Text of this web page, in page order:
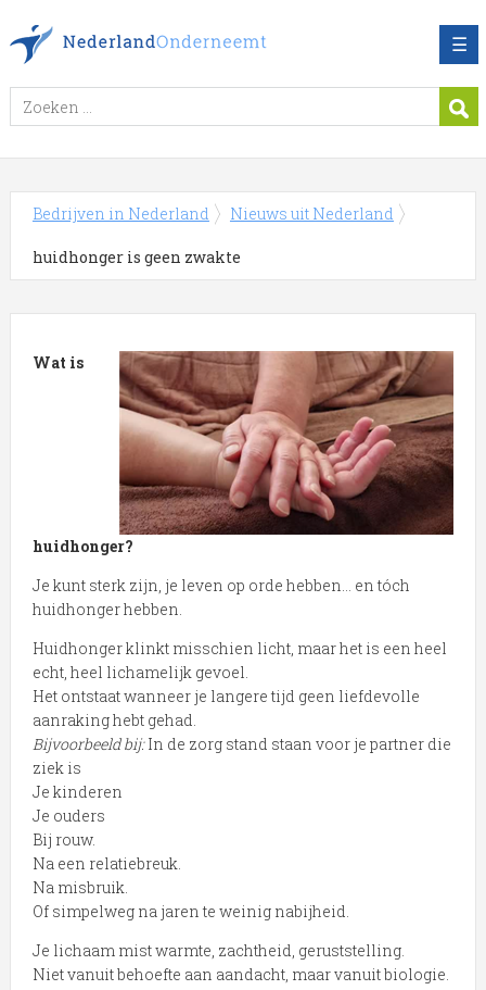
☰
Bedrijven in Nederland Nieuws uit Nederland
huidhonger is geen zwakte
Wat is
huidhonger?
Je kunt sterk zijn, je leven op orde hebben… en tóch
huidhonger hebben.
Huidhonger klinkt misschien licht, maar het is een heel
echt, heel lichamelijk gevoel.
Het ontstaat wanneer je langere tijd geen liefdevolle
aanraking hebt gehad.
Bijvoorbeeld bij:In de zorg stand staan voor je partner die
ziek is
Je kinderen
Je ouders
Bij rouw.
Na een relatiebreuk.
Na misbruik.
Of simpelweg na jaren te weinig nabijheid.
Je lichaam mist warmte, zachtheid, geruststelling.
Niet vanuit behoefte aan aandacht, maar vanuit biologie.